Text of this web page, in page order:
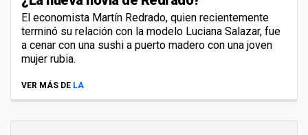
El economista Martín Redrado, quien recientemente
terminó su relación con la modelo Luciana Salazar, fue
a cenar con una sushi a puerto madero con una joven
mujer rubia.
VER MÁS DE LA